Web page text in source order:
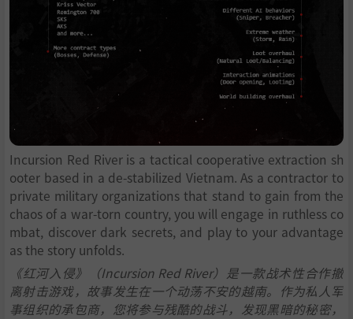
Incursion Red River is a tactical cooperative extraction sh
ooter based in a de-stabilized Vietnam. As a contractor to
private military organizations that stand to gain from the
chaos of a war-torn country, you will engage in ruthless co
mbat, discover dark secrets, and play to your advantage
as the story unfolds.
《红河入侵》（Incursion Red River）是一款战术性合作撤
离射击游戏，故事发生在一个动荡不安的越南。作为私人军
事组织的承包商，您将参与残酷的战斗，发现黑暗的秘密，